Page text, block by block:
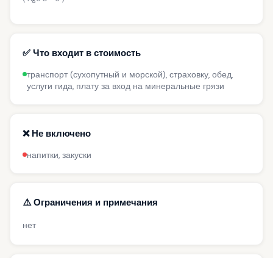
✅ Что входит в стоимость
транспорт (сухопутный и морской), страховку, обед,
услуги гида, плату за вход на минеральные грязи
❌ Не включено
напитки, закуски
⚠️ Ограничения и примечания
нет